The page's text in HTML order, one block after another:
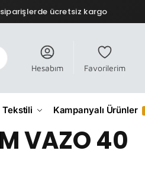
ücretsiz kargo
Hesabım Favorilerim
Tekstili Kampanyalı Ürünler
VAZO 40